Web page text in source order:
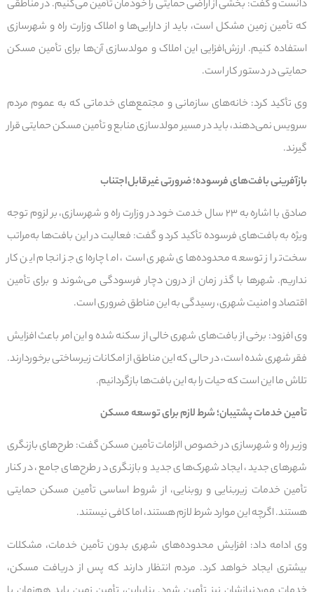
دانست و گفت: بخشی از اراضی حمایتی را خودمان تأمین می‌کنیم. در مناطقی
که تأمین زمین مشکل است، باید از دارایی‌ها و املاک وزارت راه و شهرسازی
استفاده کنیم. ارزش‌افزایی این املاک و مولدسازی آن‌ها برای تأمین مسکن
حمایتی در دستور کار است.
وی تأکید کرد: خانه‌های سازمانی و مجتمع‌های خدماتی که به عموم مردم
سرویس نمی‌دهند، باید در مسیر مولدسازی منابع و تأمین مسکن حمایتی قرار
گیرند.
بازآفرینی بافت‌های فرسوده؛ ضرورتی غیرقابل‌اجتناب
صادق با اشاره به ۲۳ سال خدمت خود در وزارت راه و شهرسازی، بر لزوم توجه
ویژه به بافت‌های فرسوده تأکید کرد و گفت: فعالیت در این بافت‌ها به‌مراتب
سخت‌تر از توسعه محدوده‌های شهری است، اما چاره‌ای جز انجام این کار
نداریم. شهرها با گذر زمان از درون دچار فرسودگی می‌شوند و برای تأمین
اقتصاد و امنیت شهری، رسیدگی به این مناطق ضروری است.
وی افزود: برخی از بافت‌های شهری خالی از سکنه شده و این امر باعث افزایش
فقر شهری شده است، در حالی که این مناطق از امکانات زیرساختی برخوردارند.
تلاش ما این است که حیات را به این بافت‌ها بازگردانیم.
تأمین خدمات پشتیبان؛ شرط لازم برای توسعه مسکن
وزیر راه و شهرسازی در خصوص الزامات تأمین مسکن گفت: طرح‌های بازنگری
شهرهای جدید، ایجاد شهرک‌های جدید و بازنگری در طرح‌های جامع، در کنار
تأمین خدمات زیربنایی و روبنایی، از شروط اساسی تأمین مسکن حمایتی
هستند. اگرچه این موارد شرط لازم هستند، اما کافی نیستند.
وی ادامه داد: افزایش محدوده‌های شهری بدون تأمین خدمات، مشکلات
بیشتری ایجاد خواهد کرد. مردم انتظار دارند که پس از دریافت مسکن،